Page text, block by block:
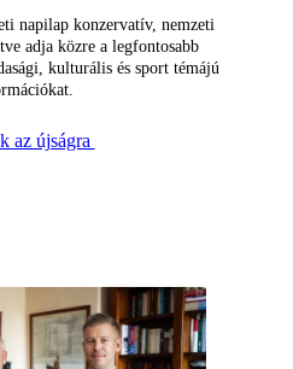
napilap konzervatív, nemzeti
adja közre a legfontosabb
kulturális és sport témájú
az újságra